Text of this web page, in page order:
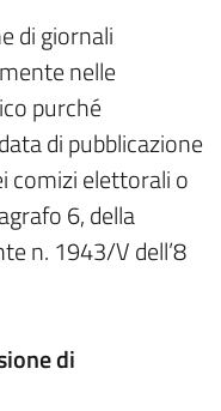
di giornali
nelle
purché
di pubblicazione
comizi elettorali o
6, della
n. 1943/V dell’8
di